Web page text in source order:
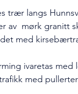
trær langs
av  mørk granitt
med
ivaretas
med